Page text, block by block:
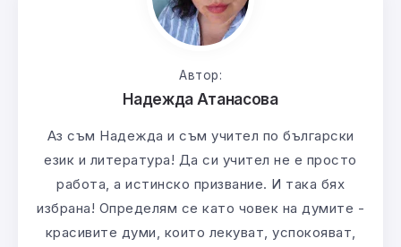
Автор:
Надежда Атанасова
Аз съм Надежда и съм учител по български
език и литература! Да си учител не е просто
работа, а истинско призвание. И така бях
избрана! Определям се като човек на думите -
красивите думи, които лекуват, успокояват,